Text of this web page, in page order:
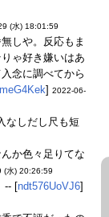
(水) 18:01:59
しや。反応もま
ゃ好き嫌いはあ
念に調べてから
] 2022-06-
なしだし尺も短
か色々足りてな
(水) 20:26:59
-- [ndt576UoVJ6]